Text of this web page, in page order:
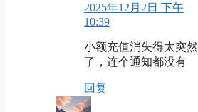
2025年12月2日 下午
10:39
小额充值消失得太突然
了，连个通知都没有
回复